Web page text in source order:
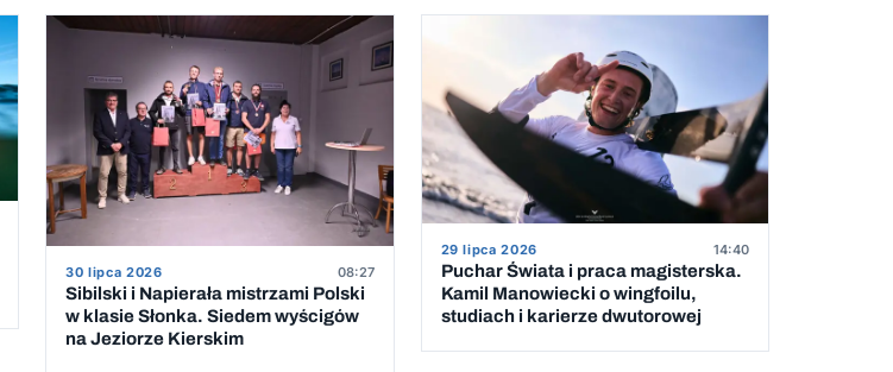
30 lipca 2026 08:27
Sibilski i Napierała mistrzami Polski
w klasie Słonka. Siedem wyścigów
na Jeziorze Kierskim
29 lipca 2026 14:40
Puchar Świata i praca magisterska.
Kamil Manowiecki o wingfoilu,
studiach i karierze dwutorowej